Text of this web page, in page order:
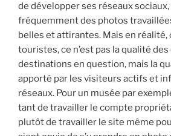
de développer ses réseaux
fréquemment des photos
belles et attirantes. Mais en réalité,
touristes, ce n’est pas la qualité
destinations en question, mais la
apporté par les visiteurs actifs et
réseaux. Pour un musée par
tant de travailler le compte
plutôt de travailler le site même